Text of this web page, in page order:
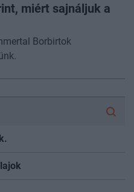
miért sajnáljuk a
Borbirtok